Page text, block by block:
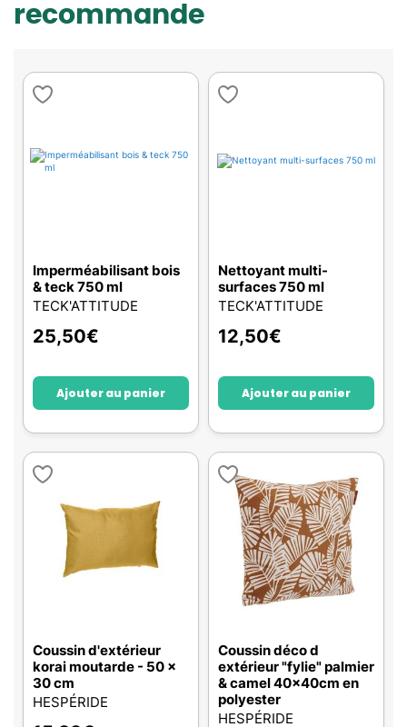
recommande
Imperméabilisant bois
& teck 750 ml
TECK'ATTITUDE
25,50€
Ajouter au panier
Nettoyant multi-
surfaces 750 ml
TECK'ATTITUDE
12,50€
Ajouter au panier
Coussin d'extérieur
korai moutarde - 50 x
30 cm
HESPÉRIDE
Coussin déco d
extérieur "fylie" palmier
& camel 40x40cm en
polyester
HESPÉRIDE